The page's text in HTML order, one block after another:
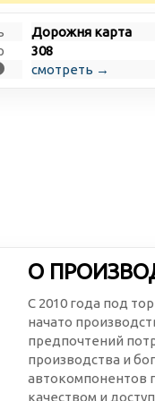
Дорожня карта
308
смотреть →
О
С 2010 года под
начато
предпочтений
производства и
автокомпонентов
качеством и